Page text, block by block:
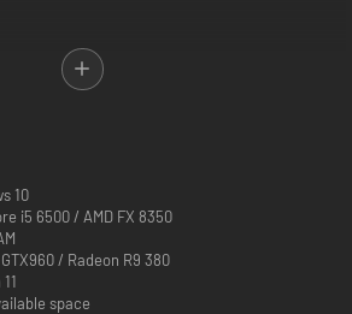
solo tra le rocce della sua grotta, sei
potrebbe finalmente condurti in salvo, lontano
10
i5 6500 / AMD FX 8350
/ Radeon R9 380
space